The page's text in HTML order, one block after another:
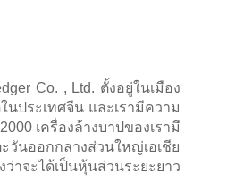
Co. , Ltd. ตั้งอยู่ในเมือง
นประเทศจีน และเรามีความ
เครื่องล้างบาปของเรามี
วันออกกลางส่วนใหญ่เอเชีย
าจะได้เป็นหุ้นส่วนระยะยาว